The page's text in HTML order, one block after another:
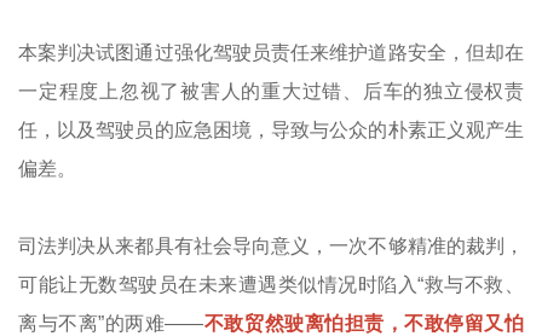
本案判决试图通过强化驾驶员责任来维护道路安全，但却在
一定程度上忽视了被害人的重大过错、后车的独立侵权责
任，以及驾驶员的应急困境，导致与公众的朴素正义观产生
偏差。
司法判决从来都具有社会导向意义，一次不够精准的裁判，
可能让无数驾驶员在未来遭遇类似情况时陷入“救与不救、
离与不离”的两难——不敢贸然驶离怕担责，不敢停留又怕